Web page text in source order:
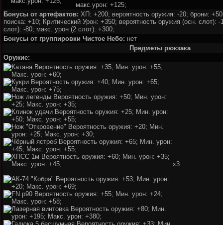
Бонусы от артефактов: ХП: +200; вероятность оружия: -20; брони:
поиска: +10; Критический Урон: +350; вероятность оружия (осн. слот):
слот): -80; макс. урон (2 слот): +300;
Бонусы от группировки Чистое Небо: нет
Предметы рюкзака
Оружие:
x3